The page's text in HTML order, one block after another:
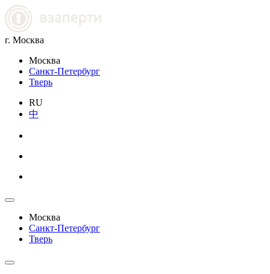
г. Москва
Москва
Санкт-Петербург
Тверь
RU
中
Москва
Санкт-Петербург
Тверь